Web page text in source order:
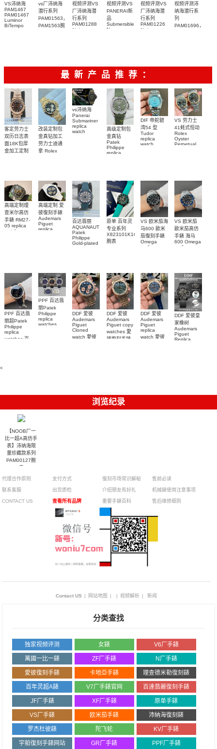
VS沛纳海
PAM1467
PAM01467
Luminor
BiTempo
vs厂沛纳海
潜行系列
PAM01563，
PAM1563腕
视频评测VS
厂沛纳海潜
行系列
PAM01288
视频评测VS
PANERAI新
品
Submersible
Navy
视频评测VS
厂沛纳海潜
行系列
PAM01226
视频评测沛
纳海潜行系
列
PAM01696，
最新产品推荐：
客定劳力士
双历日志表
面18K包厚
金加工定制
watch
改装定制包
金真钻加工
劳力士迪通
拿 Rolex
diamonds
m126508-
0003腕表
vs沛纳海
Panerai
Submariner
replica
watch
高级定制包
金真钻
Patek
Philippe
replica
011復刻手錶
腕表
DIF 帝舵碧
湾54 型
Tudor
replica
watch
VS 劳力士
41蚝式恒动
Rolex
Oyster
Perpetual
高端定制理
查米尔高仿
手錶 RM27-
05 replica
watch
高端定制 爱
彼復刻手錶
Audemars
Piguet
replica
26579CB.OO.1225CB.01
百达翡丽
AQUANAUT
Patek
Philippe
Gold-plated
001包金真
钻 腕表
原单 百年灵
专业系列
X823101K1C1S1
腕表
VS 欧米茄海
马600 歐米
茄復刻手錶
Omega
replica
VS 欧米茄
歐米茄高仿
手錶 海马
600 Omega
replica
PPF 百达翡
丽超Patek
Philippe
replica
watches 百
PPF 百达翡
丽Patek
Philippe
replica
watches
DDF 爱彼
Audemars
Piguet
Cloned
watch 愛彼
DDF 爱彼
Audemars
Piguet copy
watches 愛
彼復刻手錶
DDF 爱彼
Audemars
Piguet
replica
watch 愛彼
DDF 爱彼皇
家橡树
Audemars
Piguet
Replica
<
浏览纪录
【NOOB厂一
比一超A高仿手
表】沛纳海限
量珍藏款系列
PAM00127腕
表
代理合作原则
联系客服
CONTACT US
支付方式
出货质检
查看所有品牌
復刻市场常识解秘
介绍朋友有好礼
重要手錶百科
售前必读
机械錶使用注意事项
售后维修细则
Contact US | 网站地图 | | 视频解析 | 新闻
分类查找
独家视频评测 女錶 V6厂手錶
萬國一比一錶 ZF厂手錶 N厂手錶
愛彼復刻手錶 卡地亞手錶 理查德米勒復刻錶
百年灵超A錶 V7厂手錶官网 百達翡麗復刻手錶
JF厂手錶 XF厂手錶 原单手錶
VS厂手錶 欧米茄手錶 沛納海復刻錶
罗杰杜彼錶 陀飞轮 KV厂手錶
宇舶復刻手錶网站 GR厂手錶 PPF厂手錶